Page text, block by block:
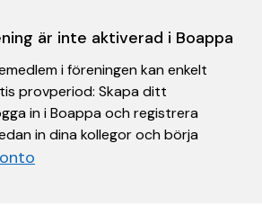
är inte aktiverad i Boappa
i föreningen kan enkelt
provperiod: Skapa ditt
in i Boappa och registrera
in dina kollegor och börja